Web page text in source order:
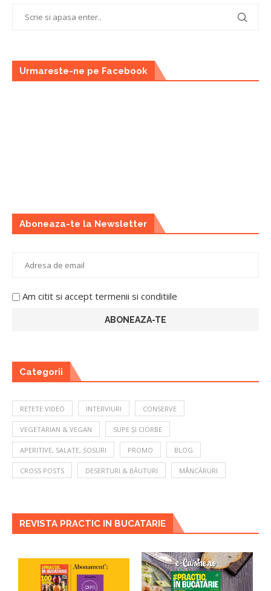
Urmareste-ne pe Facebook
Aboneaza-te la Newsletter
Am citit si accept termenii si conditiile
Categorii
REȚETE VIDEO INTERVIURI CONSERVE
VEGETARIAN & VEGAN SUPE ȘI CIORBE
APERITIVE, SALATE, SOSURI PROMO BLOG
CROSS POSTS DESERTURI & BĂUTURI MÂNCĂRURI
REVISTA PRACTIC IN BUCATARIE